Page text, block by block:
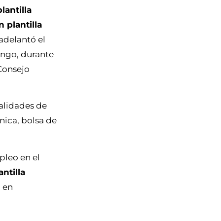
plantilla
el
durante
de
bolsa de
en el
en